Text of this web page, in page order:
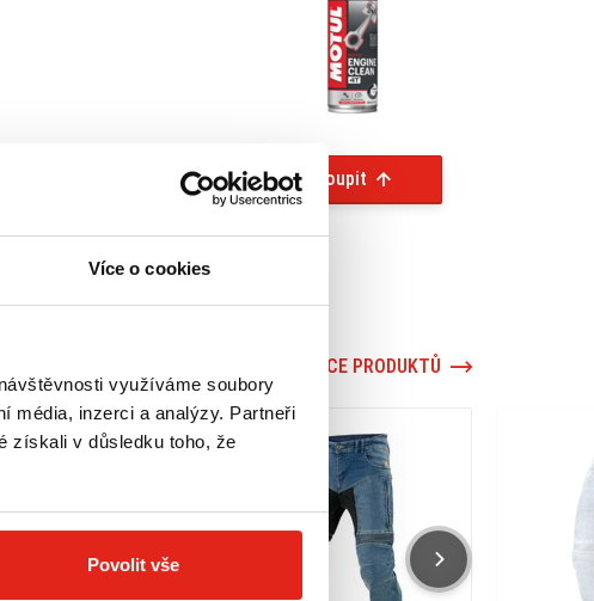
Více o cookies
využíváme soubory
média, inzerci a analýzy. Partneři
získali v důsledku toho, že
Povolit vše
Koupit
VÍCE PRODUKTŮ